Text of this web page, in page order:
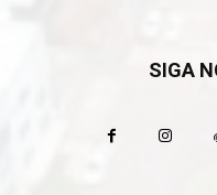
SIGA